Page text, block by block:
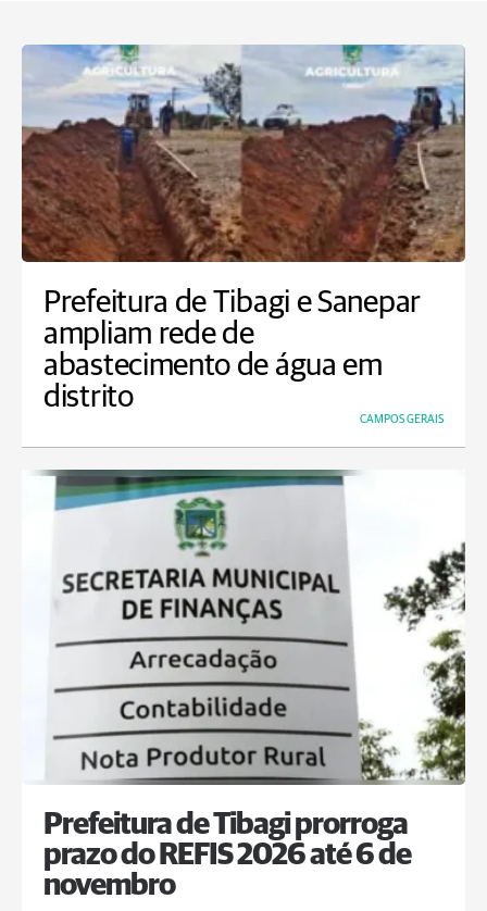
Prefeitura de Tibagi e Sanepar
ampliam rede de
abastecimento de água em
distrito
CAMPOS GERAIS
Prefeitura de Tibagi prorroga
prazo do REFIS 2026 até 6 de
novembro